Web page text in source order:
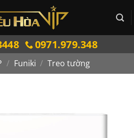
0971.979.348
/ Funiki / Treo tường